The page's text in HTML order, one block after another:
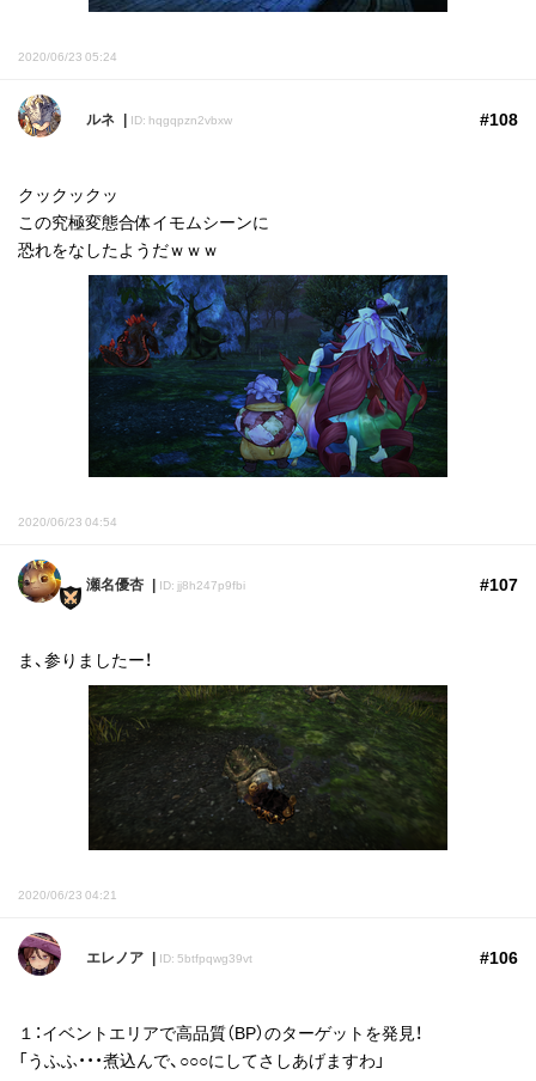
2020/06/23 05:24
ルネ ID: hqgqpzn2vbxw #108
クックックッ
この究極変態合体イモムシーンに
恐れをなしたようだｗｗｗ
2020/06/23 04:54
瀬名優杏 ID: jj8h247p9fbi #107
ま、参りましたー！
2020/06/23 04:21
エレノア ID: 5btfpqwg39vt #106
１：イベントエリアで高品質（BP）のターゲットを発見！
「うふふ・・・煮込んで、○○○にしてさしあげますわ」